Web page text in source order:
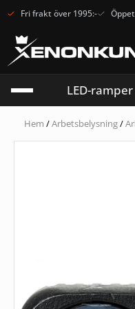
Fri frakt över 1995:-
LED-ramper
Hem /Arbetsbelysning/